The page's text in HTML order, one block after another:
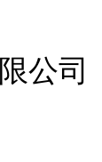
公司